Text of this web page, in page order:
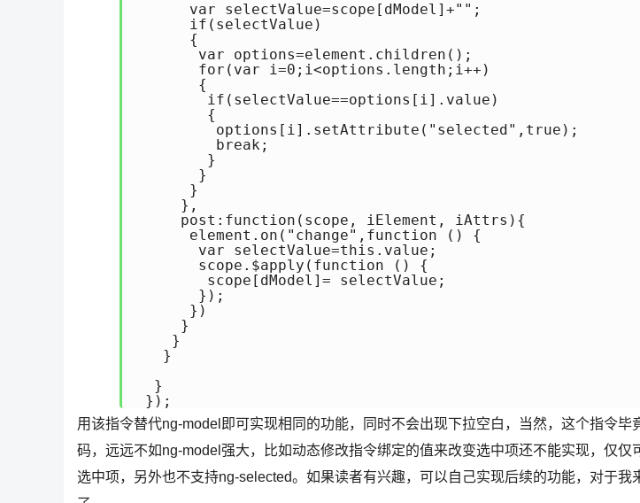
      var selectValue=scope[dModel]+"";
      if(selectValue)
      {
       var options=element.children();
       for(var i=0;i<options.length;i++)
       {
        if(selectValue==options[i].value)
        {
         options[i].setAttribute("selected",true);
         break;
        }
       }
      }
     },
     post:function(scope, iElement, iAttrs){
      element.on("change",function () {
       var selectValue=this.value;
       scope.$apply(function () {
        scope[dModel]= selectValue;
       });
      })
     }
    }
   }
  }
用该指令替代ng-model即可实现相同的功能，同时不会出现下拉空白，当然，这个指令毕
码，远远不如ng-model强大，比如动态修改指令绑定的值来改变选中项还不能实现，仅仅
选中项，另外也不支持ng-selected。如果读者有兴趣，可以自己实现后续的功能，对于我